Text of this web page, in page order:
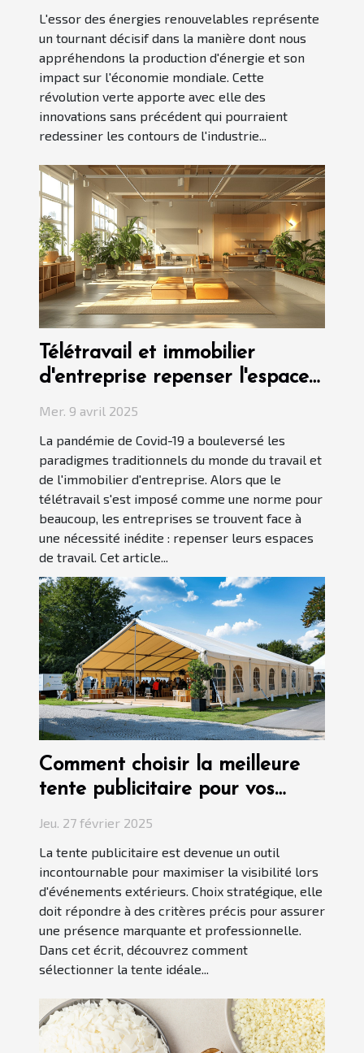
L'essor des énergies renouvelables représente
un tournant décisif dans la manière dont nous
appréhendons la production d'énergie et son
impact sur l'économie mondiale. Cette
révolution verte apporte avec elle des
innovations sans précédent qui pourraient
redessiner les contours de l'industrie...
Télétravail et immobilier
d'entreprise repenser l'espace
de travail après la pandémie
Mer. 9 avril 2025
La pandémie de Covid-19 a bouleversé les
paradigmes traditionnels du monde du travail et
de l'immobilier d'entreprise. Alors que le
télétravail s'est imposé comme une norme pour
beaucoup, les entreprises se trouvent face à
une nécessité inédite : repenser leurs espaces
de travail. Cet article...
Comment choisir la meilleure
tente publicitaire pour vos
événements
Jeu. 27 février 2025
La tente publicitaire est devenue un outil
incontournable pour maximiser la visibilité lors
d'événements extérieurs. Choix stratégique, elle
doit répondre à des critères précis pour assurer
une présence marquante et professionnelle.
Dans cet écrit, découvrez comment
sélectionner la tente idéale...